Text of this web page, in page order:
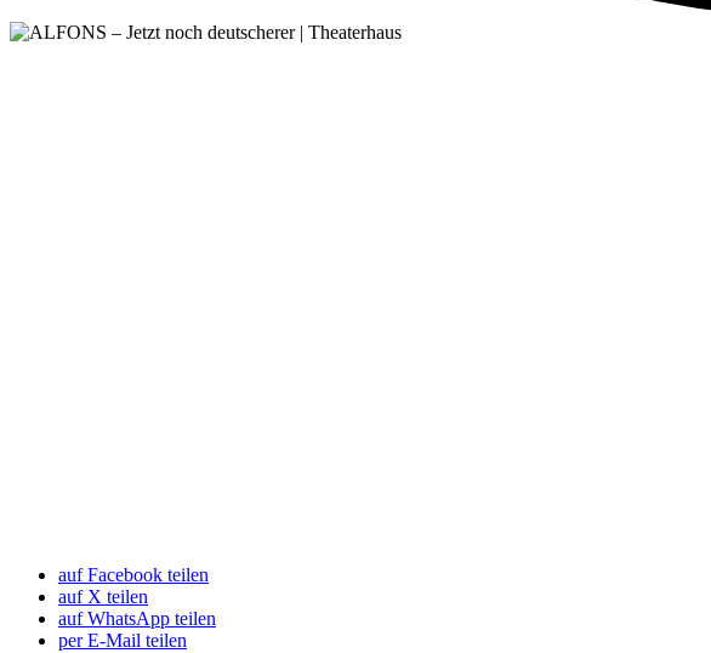
auf Facebook teilen
auf X teilen
auf WhatsApp teilen
per E-Mail teilen